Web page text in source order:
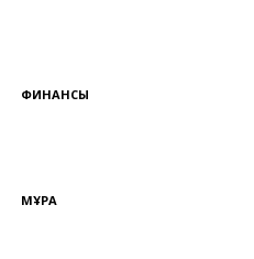
ФИНАНСЫ
МҰРА